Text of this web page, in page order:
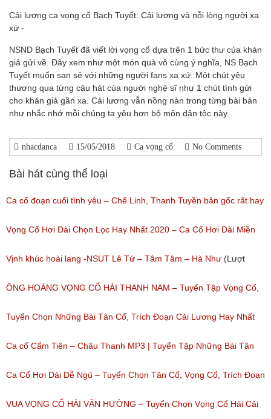
Cải lương ca vọng cổ Bạch Tuyết: Cải lương và nỗi lòng người xa
xứ -
NSND Bạch Tuyết đã viết lời vọng cổ dựa trên 1 bức thư của khán
giả gửi về. Đây xem như một món quà vô cùng ý nghĩa, NS Bạch
Tuyết muốn san sẻ với những người fans xa xứ. Một chút yêu
thương qua từng câu hát của người nghệ sĩ như 1 chút tình gửi
cho khán giả gần xa. Cải lương vẫn nồng nàn trong từng bài bản
như nhắc nhớ mỗi chúng ta yêu hơn bộ môn dân tộc này.
nhacdanca 15/05/2018 Ca vọng cổ No Comments
Bài hát cùng thể loại
Ca cổ đoạn cuối tình yêu – Chế Linh, Thanh Tuyền bản gốc rất hay
(Lượt nghe: 332)
Vọng Cổ Hơi Dài Chọn Lọc Hay Nhất 2020 – Ca Cổ Hơi Dài Miền
Tây Hay Nhất
(Lượt nghe: 831)
Vịnh khúc hoài lang -NSUT Lê Tứ – Tâm Tâm – Hà Như (Lượt
nghe: 119)
ÔNG HOÀNG VỌNG CỔ HÀI THANH NAM – Tuyển Tập Vọng Cổ,
Ca Cổ Cải Lương Hài Hay Nhất Của Thanh Nam
(Lượt nghe: 218)
Tuyển Chọn Những Bài Tân Cổ, Trích Đoạn Cải Lương Hay Nhất
Của 2 NỮ DANH CA Tân Cổ SIÊU HƠI DÀI
(Lượt nghe: 97)
Ca cổ Cẩm Tiên – Châu Thanh MP3 | Tuyển Tập Những Bài Tân
Cổ, Cải Lương Hay Nhất
(Lượt nghe: 4,810)
Ca Cổ Hơi Dài Dễ Ngủ – Tuyển Chọn Tân Cổ, Vọng Cổ, Trích Đoạn
Cải Lương Hơi Dài Miền Tây Hay Nhất
VUA VỌNG CỔ HÀI VĂN HƯỜNG – Tuyển Chọn Vọng Cổ Hài Cải